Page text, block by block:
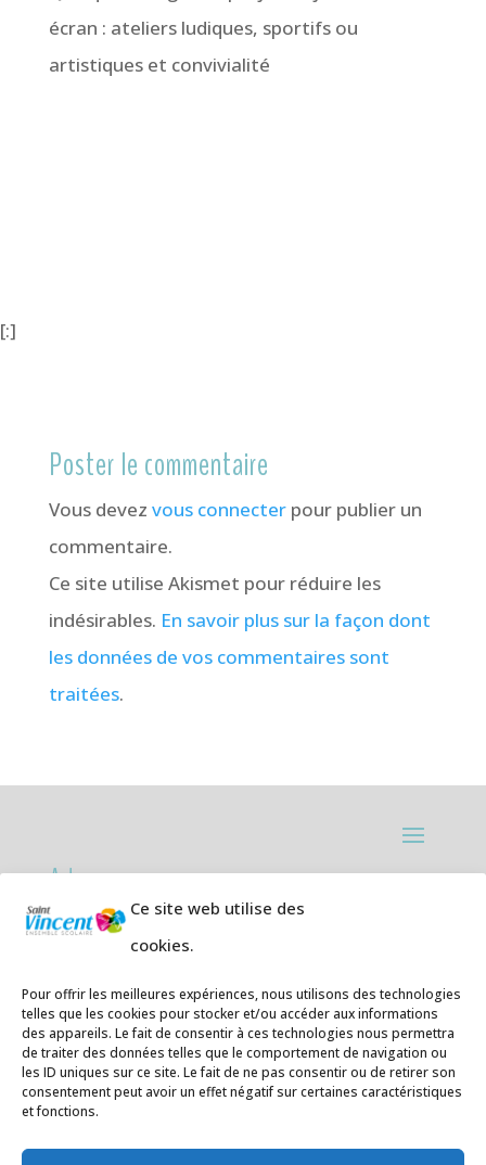
Ce site web utilise des
cookies.
Pour offrir les meilleures expériences, nous utilisons des technologies
telles que les cookies pour stocker et/ou accéder aux informations
des appareils. Le fait de consentir à ces technologies nous permettra
de traiter des données telles que le comportement de navigation ou
les ID uniques sur ce site. Le fait de ne pas consentir ou de retirer son
consentement peut avoir un effet négatif sur certaines caractéristiques
et fonctions.
écran : ateliers ludiques, sportifs ou
artistiques et convivialité
[:]
Poster le commentaire
Vous devez vous connecterpour publier un
commentaire.
Ce site utilise Akismet pour réduire les
indésirables. En savoir plus sur la façon dont
les données de vos commentaires sont
traitées.
Adresses:
Ecole primaire de la Plage,
Téléphone05 59 20 67 28
Collège Hendaye ville,1 rue de la
Libération 64700 Hendaye
Téléphone 05 59 48 89 00
E-mail:secretariat@saintvincent.eus